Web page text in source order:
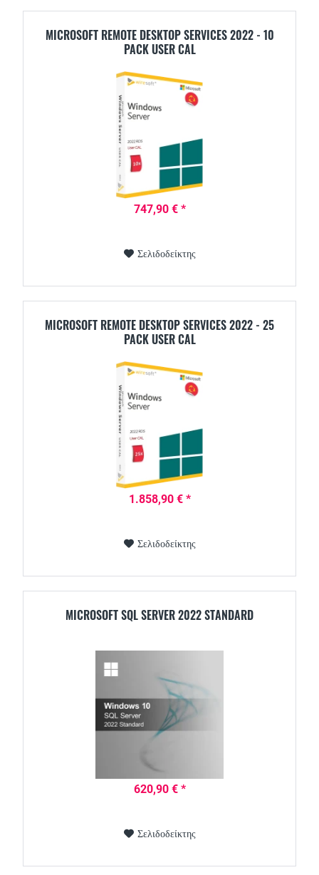
MICROSOFT REMOTE DESKTOP SERVICES 2022 - 10
PACK USER CAL
747,90 € *
Σελιδοδείκτης
MICROSOFT REMOTE DESKTOP SERVICES 2022 - 25
PACK USER CAL
1.858,90 € *
Σελιδοδείκτης
MICROSOFT SQL SERVER 2022 STANDARD
620,90 € *
Σελιδοδείκτης